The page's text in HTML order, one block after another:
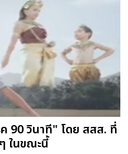
90 วินาที" โดย สสส. ที่
ในขณะนี้